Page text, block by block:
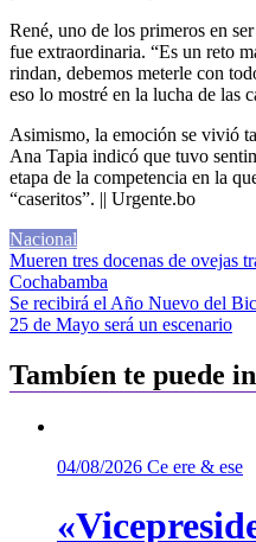
René, uno de los primeros en
fue extraordinaria. “Es un reto
rindan, debemos meterle con
eso lo mostré en la lucha de las
Asimismo, la emoción se vivió
Ana Tapia indicó que tuvo
etapa de la competencia en la
“caseritos”. || Urgente.bo
Nacional
Navegación
de
entradas
Mueren tres docenas de ovejas
Cochabamba
Se recibirá el Año Nuevo del
25 de Mayo será un escenario
Tambíen te puede
04/08/2026 Ce ere & ese